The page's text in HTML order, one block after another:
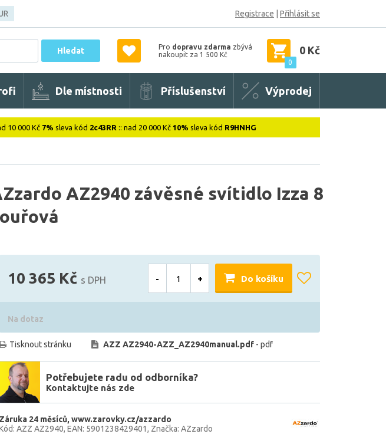
Registrace Přihlásit se
Hledat Pro dopravu zdarma zbývá
nakoupit za 1 500 Kč
0
0 Kč
Dle místnosti Příslušenství Výprodej
10 000 Kč 7% sleva kód 2c43RR :: nad 20 000 Kč 10% sleva kód R9HNHG
AZ2940 závěsné svítidlo Izza 8
10 365 Kč s DPH - + Do košíku
Na dotaz
Tisknout stránku AZZ AZ2940-AZZ_AZ2940manual.pdf - pdf
Potřebujete radu od odborníka?
Kontaktujte nás zde
Záruka 24 měsíců www.zarovky.cz/azzardo
AZZ AZ2940 EAN: 5901238429401 Značka: AZzardo